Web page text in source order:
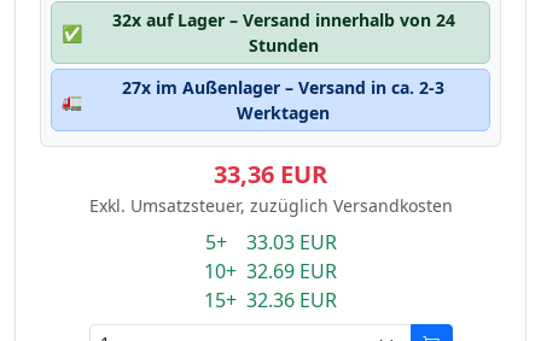
✅
32x auf Lager – Versand innerhalb von 24
Stunden
🚛
27x im Außenlager – Versand in ca. 2-3
Werktagen
33,36 EUR
Exkl. Umsatzsteuer, zuzüglich Versandkosten
5+ 33.03 EUR
10+ 32.69 EUR
15+ 32.36 EUR